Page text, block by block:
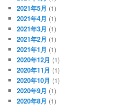
2021年5月 (1)
2021年4月 (1)
2021年3月 (1)
2021年2月 (1)
2021年1月 (1)
2020年12月 (1)
2020年11月 (1)
2020年10月 (1)
2020年9月 (1)
2020年8月 (1)